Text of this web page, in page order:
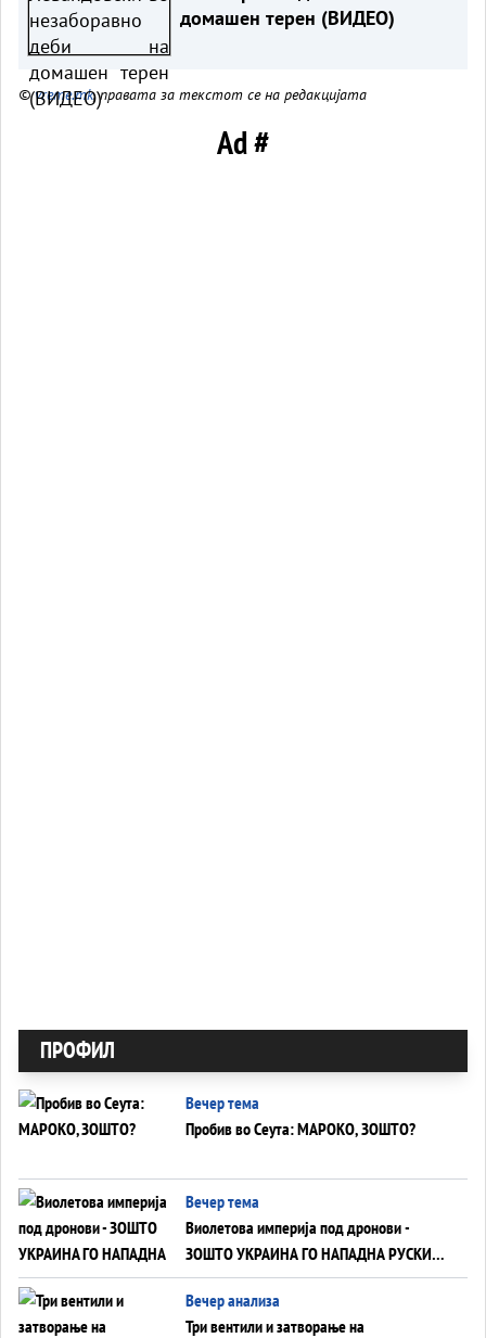
домашен терен (ВИДЕО)
©vreme.mk, правата за текстот се на редакцијата
Ad #
ПРОФИЛ
Вечер тема
Пробив во Сеута: МАРОКО, ЗОШТО?
Вечер тема
Виолетова империја под дронови -
ЗОШТО УКРАИНА ГО НАПАДНА РУСКИОТ
WILDBERRIES
Вечер анализа
Три вентили и затворање на